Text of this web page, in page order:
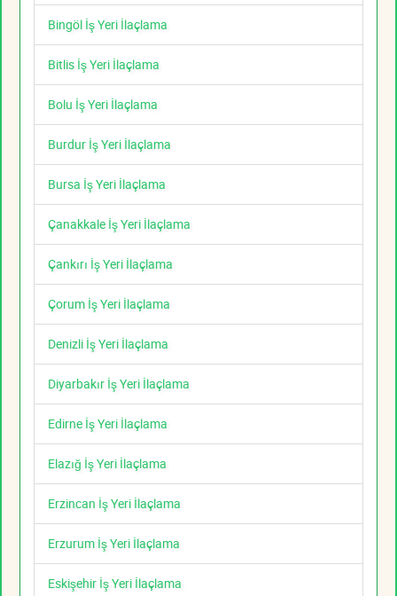
Bingöl İş Yeri İlaçlama
Bitlis İş Yeri İlaçlama
Bolu İş Yeri İlaçlama
Burdur İş Yeri İlaçlama
Bursa İş Yeri İlaçlama
Çanakkale İş Yeri İlaçlama
Çankırı İş Yeri İlaçlama
Çorum İş Yeri İlaçlama
Denizli İş Yeri İlaçlama
Diyarbakır İş Yeri İlaçlama
Edirne İş Yeri İlaçlama
Elazığ İş Yeri İlaçlama
Erzincan İş Yeri İlaçlama
Erzurum İş Yeri İlaçlama
Eskişehir İş Yeri İlaçlama